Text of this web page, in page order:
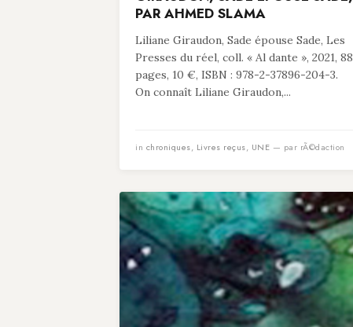
PAR AHMED SLAMA
Liliane Giraudon, Sade épouse Sade, Les
Presses du réel, coll. « Al dante », 2021, 88
pages, 10 €, ISBN : 978-2-37896-204-3.
On connaît Liliane Giraudon,...
in chroniques, Livres reçus, UNE — par rÃ©daction